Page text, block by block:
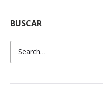
BUSCAR